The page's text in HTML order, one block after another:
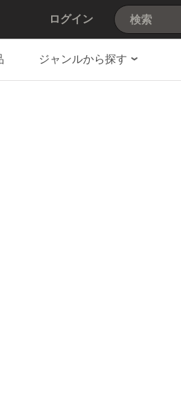
ログイン
ジャンルから探す